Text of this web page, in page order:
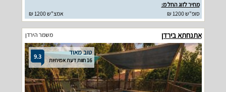
מחיר לזוג החל מ:
סופ"ש 1200 ₪
אמצ"ש 1200 ₪
אתנחתא בירדן משמר הירדן
9.3 טוב מאוד
16 חוות דעת אמיתיות